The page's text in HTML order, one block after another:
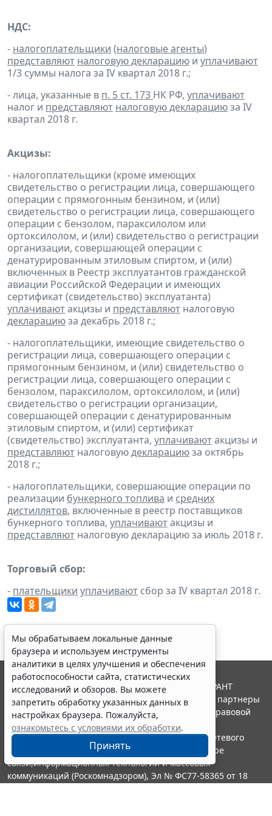
НДС:
- налогоплательщики (налоговые агенты)
представляют налоговую декларацию и уплачивают
1/3 суммы налога за IV квартал 2018 г.;
- лица, указанные в п. 5 ст. 173 НК РФ, уплачивают
налог и представляют налоговую декларациюза IV
квартал 2018 г.
Акцизы:
- налогоплательщики (кроме имеющих
свидетельство о регистрации лица, совершающего
операции с прямогонным бензином, и (или)
свидетельство о регистрации лица, совершающего
операции с бензолом, параксилолом или
ортоксилолом, и (или) свидетельство о регистрации
организации, совершающей операции с
денатурированным этиловым спиртом, и (или)
включенных в Реестр эксплуатантов гражданской
авиации Российской Федерации и имеющих
сертификат (свидетельство) эксплуатанта)
уплачиваютакцизы и представляют налоговую
декларациюза декабрь 2018 г.;
- налогоплательщики, имеющие свидетельство о
регистрации лица, совершающего операции с
прямогонным бензином, и (или) свидетельство о
регистрации лица, совершающего операции с
бензолом, параксилолом, ортоксилолом, и (или)
свидетельство о регистрации организации,
совершающей операции с денатурированным
этиловым спиртом, и (или) сертификат
(свидетельство) эксплуатанта, уплачиваютакцизы и
представляют налоговуюдекларациюза октябрь
2018 г.;
- налогоплательщики, совершающие операции по
реализации бункерного топлива и средних
дистиллятов, включенные в реестр поставщиков
бункерного топлива, уплачиваютакцизы и
представляют налоговую декларацию за июль 2018 г.
Торговый сбор:
- плательщики уплачивают сбор за IV квартал 2018 г.
Мы обрабатываем локальные данные
браузера и используем инструменты
аналитики в целях улучшения и обеспечения
работоспособности сайта, статистических
исследований и обзоров. Вы можете
запретить обработку указанных данных в
настройках браузера. Пожалуйста,
ознакомьтесь с условиями их обработки.
Принять
© ООО "НПП "ГАРАНТ-СЕРВИС", 2026. Система ГАРАНТ
выпускается с 1990 года. Компания "Гарант" и ее партнеры
являются участниками Российской ассоциации правовой
информации ГАРАНТ.
Портал ГАРАНТ.РУ зарегистрирован в качестве сетевого
издания Федеральной службой по надзору в сфере
связи,информационных технологий и массовых
коммуникаций (Роскомнадзором), Эл № ФС77-58365 от 18